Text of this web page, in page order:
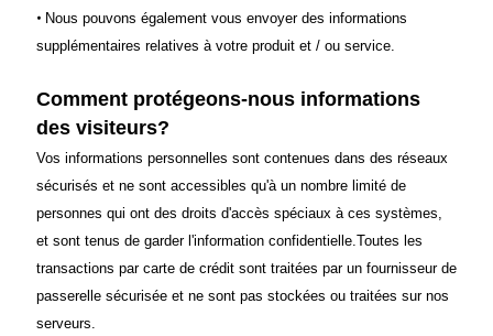
• Nous pouvons également vous envoyer des informations
supplémentaires relatives à votre produit et / ou service.
Comment protégeons-nous informations
des visiteurs?
Vos informations personnelles sont contenues dans des réseaux
sécurisés et ne sont accessibles qu'à un nombre limité de
personnes qui ont des droits d'accès spéciaux à ces systèmes,
et sont tenus de garder l'information confidentielle.Toutes les
transactions par carte de crédit sont traitées par un fournisseur de
passerelle sécurisée et ne sont pas stockées ou traitées sur nos
serveurs.